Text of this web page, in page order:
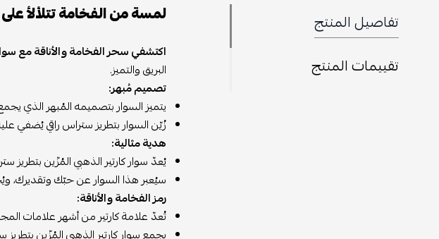
تفاصيل المنتج
تقييمات المنتج
لمسة من الفخامة تتلألأ
اكتشفي سحر الفخامة والأناقة مع
البريق والتميز.
تصميم مُبهر:
يتميز السوار بتصميمه المُبهر الذي
زُيّن السوار بتطريز ستراس راقي يُضفي
هدية مثالية:
يُعدّ سوار كارتير الذهبي المُزّين
سيُعبر هذا السوار عن حبّك وتقديرك،
رمز الفخامة والأناقة:
تُعدّ علامة كارتير من أشهر علامات
يجمع سوار كارتير الذهبي المُزّين